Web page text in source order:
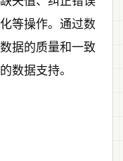
等操作。通过数
据的质量和一致
数据支持。